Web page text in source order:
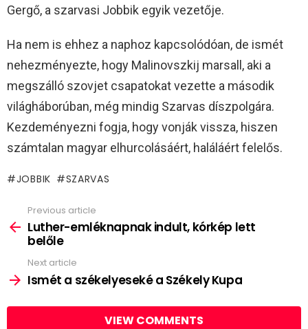
Gergő, a szarvasi Jobbik egyik vezetője.
Ha nem is ehhez a naphoz kapcsolódóan, de ismét
nehezményezte, hogy Malinovszkij marsall, aki a
megszálló szovjet csapatokat vezette a második
világháborúban, még mindig Szarvas díszpolgára.
Kezdeményezni fogja, hogy vonják vissza, hiszen
számtalan magyar elhurcolásáért, haláláért felelős.
JOBBIK SZARVAS
more
Previous article
Luther-emléknapnak indult, kórkép lett
belőle
Next article
Ismét a székelyeseké a Székely Kupa
VIEW COMMENTS